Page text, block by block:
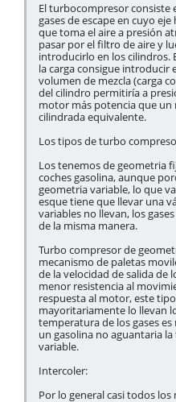
El turbocompresor
gases de escape en cuyo
que toma el aire a presión
pasar por el filtro de aire y
introducirlo en los cilindros.
la carga consigue introducir
volumen de mezcla (carga
del cilindro permitiría a
motor más potencia que
cilindrada equivalente.
Los tipos de turbo
Los tenemos de geometria
coches gasolina, aunque
geometria variable, lo que
esque tiene que llevar una
variables no llevan, los
de la misma manera.
Turbo compresor de
mecanismo de paletas
de la velocidad de salida de
menor resistencia al
respuesta al motor, este
mayoritariamente lo llevan
temperatura de los gases
un gasolina no aguantaria
variable.
Intercoler:
Por lo general casi todos